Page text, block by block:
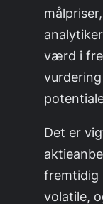
værd i
Det er
fremtidig
volatile,